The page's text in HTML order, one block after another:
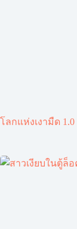
โลกแห่งเงามืด 1.0